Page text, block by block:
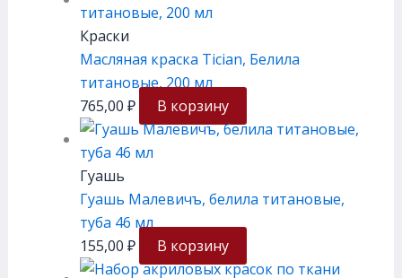
Краски
Масляная краска Tician, Белила
титановые, 200 мл
765,00 ₽ В корзину
Гуашь
Гуашь Малевичъ, белила титановые,
туба 46 мл
155,00 ₽ В корзину